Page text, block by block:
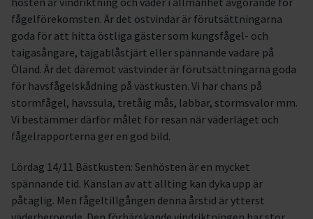
fågelförekomsten. Är det ostvindar är förutsättningarna
goda för att hitta östliga gäster som kungsfågel- och
taigasångare, tajgablåstjärt eller spännande vadare på
Öland. Är det däremot västvinder är förutsättningarna goda
för havsfågelskådning på västkusten. Vi har chans på
stormfågel, havssula, tretåig mås, labbar, stormsvalor mm.
Vi bestämmer därför målet för resan när väderläget och
fågelrapporterna ger en god bild.
Lördag 14/11 Bästkusten: Senhösten är en mycket
spännande tid. Känslan av att allting kan dyka upp är
påtaglig. Men fågeltillgången denna årstid är ytterst